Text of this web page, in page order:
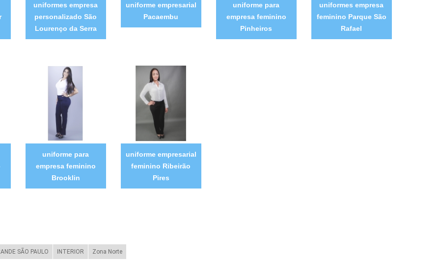
uniformes empresa
personalizado São
Lourenço da Serra
uniforme empresarial
Pacaembu
uniforme para
empresa feminino
Pinheiros
uniformes empresa
feminino Parque São
Rafael
uniforme para
empresa feminino
Brooklin
uniforme empresarial
feminino Ribeirão
Pires
SÃO PAULO INTERIOR Zona Norte